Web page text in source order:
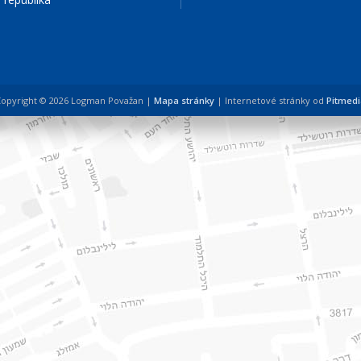
© 2026 Logman Považan | Mapa stránky | Internetové stránky od